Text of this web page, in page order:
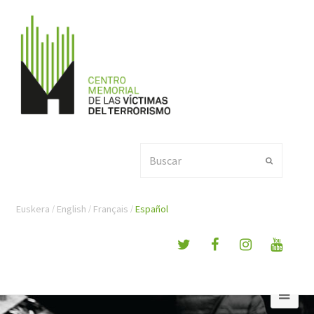
Enviar
Euskera English Français Español